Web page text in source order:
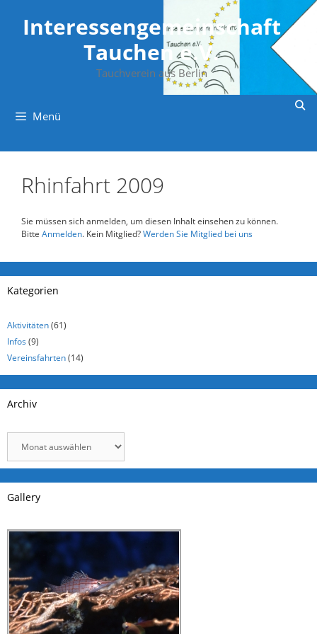
Interessengemeinschaft
Tauchen e.V.
Tauchverein aus Berlin
Menü
Rhinfahrt 2009
Sie müssen sich anmelden, um diesen Inhalt einsehen zu können.
Bitte Anmelden. Kein Mitglied?Werden Sie Mitglied bei uns
Kategorien
Aktivitäten(61)
Infos(9)
Vereinsfahrten(14)
Archiv
Gallery